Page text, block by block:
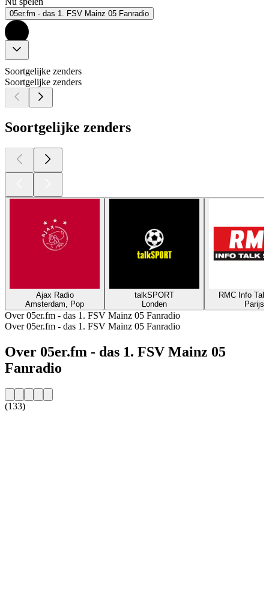
05er.fm - das 1. FSV Mainz 05 Fanradio
Soortgelijke zenders
Soortgelijke zenders
Soortgelijke zenders
Ajax Radio
Amsterdam, Pop
talkSPORT
Londen
RMC Info
Parijs
Over 05er.fm - das 1. FSV Mainz 05 Fanradio
Over 05er.fm - das 1. FSV Mainz 05 Fanradio
Over 05er.fm - das 1. FSV Mainz 05
Fanradio
(133)